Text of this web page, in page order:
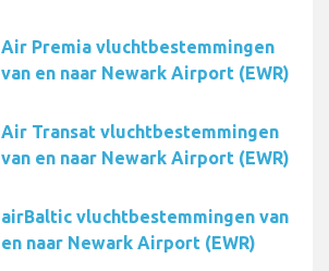
Air Premia vluchtbestemmingen
van en naar Newark Airport (EWR)
Air Transat vluchtbestemmingen
van en naar Newark Airport (EWR)
airBaltic vluchtbestemmingen van
en naar Newark Airport (EWR)